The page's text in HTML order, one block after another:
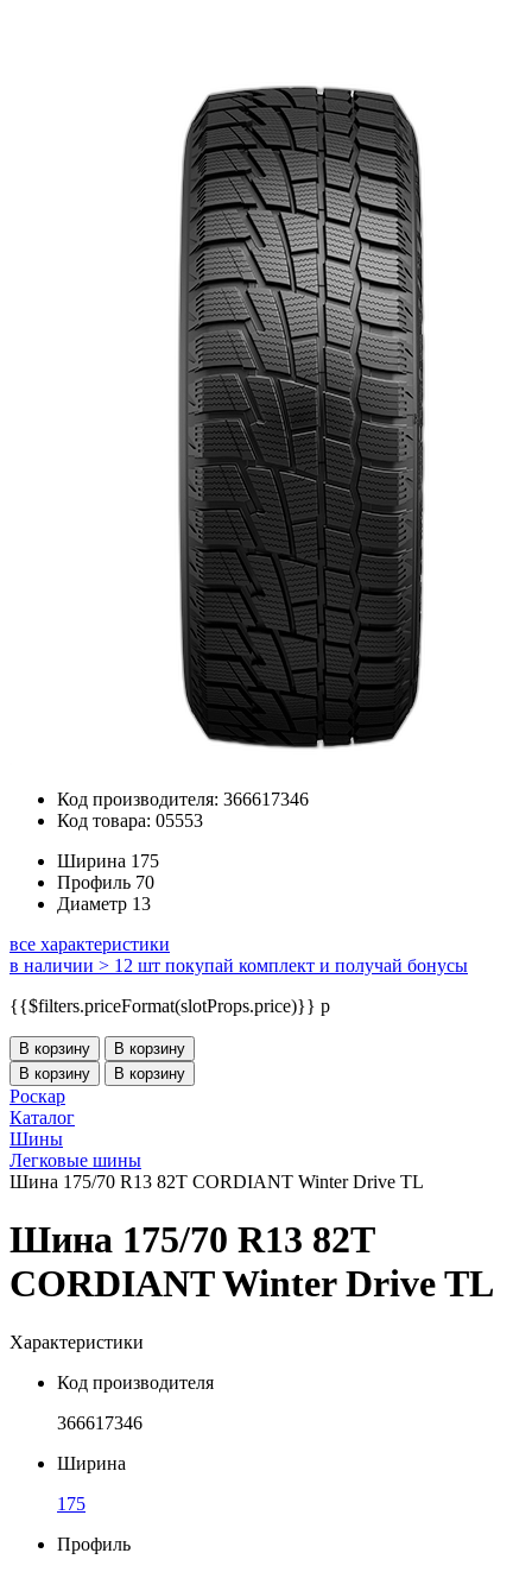
Код производителя: 366617346
Код товара: 05553
Ширина 175
Профиль 70
Диаметр 13
все характеристики
в наличии > 12 шт покупай комплект и получай бонусы
{{$filters.priceFormat(slotProps.price)}} p
В корзину
В корзину
В корзину
В корзину
Роскар
Каталог
Шины
Легковые шины
Шина 175/70 R13 82T CORDIANT Winter Drive TL
Шина 175/70 R13 82T
CORDIANT Winter Drive TL
Характеристики
Код производителя
366617346
Ширина
175
Профиль